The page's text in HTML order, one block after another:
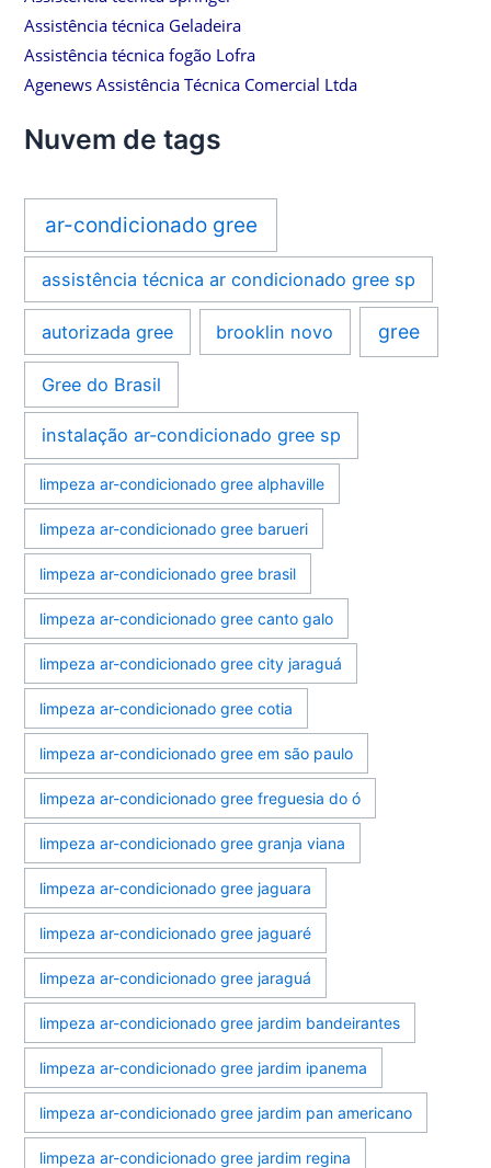
Assistência técnica Geladeira
Assistência técnica fogão Lofra
Agenews Assistência Técnica Comercial Ltda
Nuvem de tags
ar-condicionado gree
assistência técnica ar condicionado gree sp
autorizada gree brooklin novo gree
Gree do Brasil
instalação ar-condicionado gree sp
limpeza ar-condicionado gree alphaville
limpeza ar-condicionado gree barueri
limpeza ar-condicionado gree brasil
limpeza ar-condicionado gree canto galo
limpeza ar-condicionado gree city jaraguá
limpeza ar-condicionado gree cotia
limpeza ar-condicionado gree em são paulo
limpeza ar-condicionado gree freguesia do ó
limpeza ar-condicionado gree granja viana
limpeza ar-condicionado gree jaguara
limpeza ar-condicionado gree jaguaré
limpeza ar-condicionado gree jaraguá
limpeza ar-condicionado gree jardim bandeirantes
limpeza ar-condicionado gree jardim ipanema
limpeza ar-condicionado gree jardim pan americano
limpeza ar-condicionado gree jardim regina